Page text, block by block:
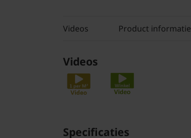
Videos Product informatie
Videos
Specificaties